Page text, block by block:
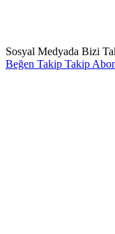
Sosyal Medyada Bizi
Beğen Takip Takip